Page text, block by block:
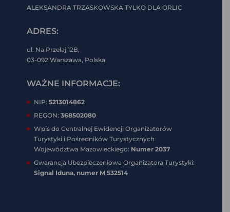
ALEKSANDRA TRZASKOWSKA TYLKO DLA ORLIC
ADRES:
ul. Na Przełaj 12B,
03-092 Warszawa, Polska
WAŻNE INFORMACJE:
NIP: 5213014862
REGON: 368502080
Wpis do Centralnej Ewidencji Organizatorów
Turystyki i Pośredników Turystycznych
Województwa Mazowieckiego: Numer 2037
Gwarancja Ubezpieczeniowa Organizatora Turystyki:
Signal Iduna, numer M 532514